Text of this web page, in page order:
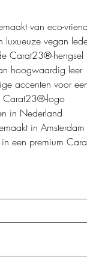
van eco-
luxueuze vegan
Carat23®-
hoogwaardig leer
accenten voor
Carat23®-logo
in Nederland
in Amsterdam
een premium